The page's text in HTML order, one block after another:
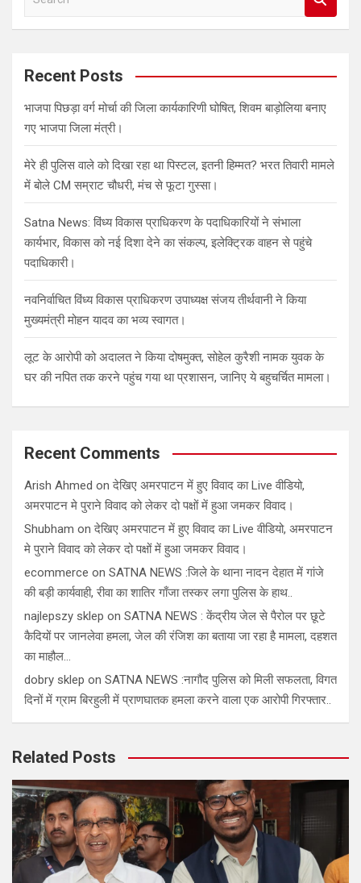
a
c
Recent Posts
भाजपा पिछड़ा वर्ग मोर्चा की जिला कार्यकारिणी घोषित, शिवम बाड़ोलिया बनाए
गए भाजपा जिला मंत्री।
मेरे ही पुलिस वाले को दिखा रहा था पिस्टल, इतनी हिम्मत? भरत तिवारी मामले
में बोले CM सम्राट चौधरी, मंच से फूटा गुस्सा।
Satna News: विंध्य विकास प्राधिकरण के पदाधिकारियों ने संभाला
कार्यभार, विकास को नई दिशा देने का संकल्प, इलेक्ट्रिक वाहन से पहुंचे
पदाधिकारी।
नवनिर्वाचित विंध्य विकास प्राधिकरण उपाध्यक्ष संजय तीर्थवानी ने किया
मुख्यमंत्री मोहन यादव का भव्य स्वागत।
लूट के आरोपी को अदालत ने किया दोषमुक्त, सोहेल कुरैशी नामक युवक के
घर की नपित तक करने पहुंच गया था प्रशासन, जानिए ये बहुचर्चित मामला।
Recent Comments
Arish Ahmed onदेखिए अमरपाटन में हुए विवाद का Live वीडियो,
अमरपाटन मे पुराने विवाद को लेकर दो पक्षों में हुआ जमकर विवाद।
Shubham onदेखिए अमरपाटन में हुए विवाद का Live वीडियो, अमरपाटन
मे पुराने विवाद को लेकर दो पक्षों में हुआ जमकर विवाद।
ecommerce on SATNA NEWS :जिले के थाना नादन देहात में गांजे
की बड़ी कार्यवाही, रीवा का शातिर गाँजा तस्कर लगा पुलिस के हाथ..
najlepszy sklep on SATNA NEWS : केंद्रीय जेल से पैरोल पर छूटे
कैदियों पर जानलेवा हमला, जेल की रंजिश का बताया जा रहा है मामला, दहशत
का माहौल…
dobry sklep on SATNA NEWS :नागौद पुलिस को मिली सफलता, विगत
दिनों में ग्राम बिरहुली में प्राणघातक हमला करने वाला एक आरोपी गिरफ्तार..
Related Posts